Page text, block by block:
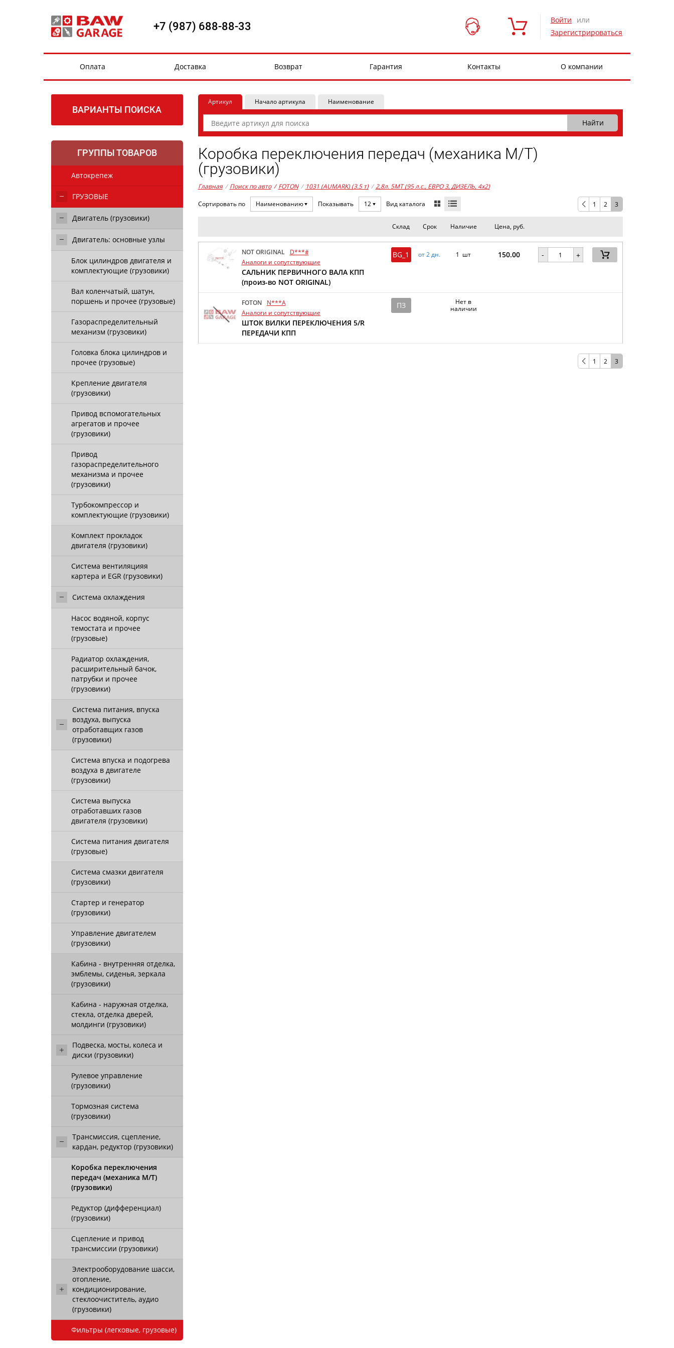
+7 (987) 688-88-33 Войти
или
Зарегистрироваться
Оплата Доставка Возврат Гарантия Контакты О компании
ВАРИАНТЫ ПОИСКА
ГРУППЫ ТОВАРОВ
Автокрепеж
ГРУЗОВЫЕ
Двигатель (грузовики)
Двигатель: основные узлы
Блок цилиндров двигателя и
комплектующие (грузовики)
Вал коленчатый, шатун,
поршень и прочее (грузовые)
Газораспределительный
механизм (грузовики)
Головка блока цилиндров и
прочее (грузовые)
Крепление двигателя
(грузовики)
Привод вспомогательных
агрегатов и прочее
(грузовики)
Привод
газораспределительного
механизма и прочее
(грузовики)
Турбокомпрессор и
комплектующие (грузовики)
Комплект прокладок
двигателя (грузовики)
Система вентиляцияя
картера и EGR (грузовики)
Система охлаждения
Насос водяной, корпус
темостата и прочее
(грузовые)
Радиатор охлаждения,
расширительный бачок,
патрубки и прочее
(грузовики)
Система питания, впуска
воздуха, выпуска
отработавщих газов
(грузовики)
Система впуска и подогрева
воздуха в двигателе
(грузовики)
Система выпуска
отработавших газов
двигателя (грузовики)
Система питания двигателя
(грузовые)
Система смазки двигателя
(грузовики)
Стартер и генератор
(грузовики)
Управление двигателем
(грузовики)
Кабина - внутренняя отделка,
эмблемы, сиденья, зеркала
(грузовики)
Кабина - наружная отделка,
стекла, отделка дверей,
молдинги (грузовики)
Подвеска, мосты, колеса и
диски (грузовики)
Рулевое управление
(грузовики)
Тормозная система
(грузовики)
Трансмиссия, сцепление,
кардан, редуктор (грузовики)
Коробка переключения
передач (механика М/Т)
(грузовики)
Редуктор (дифференциал)
(грузовики)
Сцепление и привод
трансмиссии (грузовики)
Электрооборудование шасси,
отопление,
кондиционирование,
стеклоочиститель, аудио
(грузовики)
Фильтры (легковые, грузовые)
Артикул Начало артикула Наименование
Коробка переключения передач (механика М/Т)
(грузовики)
Главная / Поиск по авто / FOTON / 1031 (AUMARK) (3.5 т) / 2,8л. 5MT (95 л.с., ЕВРО 3, ДИЗЕЛЬ, 4x2)
Сортировать по Наименованию Показывать 12 Вид каталога 1 2 3
Склад Срок Наличие Цена, руб.
NOT ORIGINAL
D***#
Аналоги и сопутствующие
САЛЬНИК ПЕРВИЧНОГО ВАЛА КПП
(произ-во NOT ORIGINAL)
BG_1 от 2 дн. 1 шт 150.00 - +
FOTON
N***A
Аналоги и сопутствующие
ШТОК ВИЛКИ ПЕРЕКЛЮЧЕНИЯ 5/R
ПЕРЕДАЧИ КПП
ПЗ
Нет в
наличии
1 2 3